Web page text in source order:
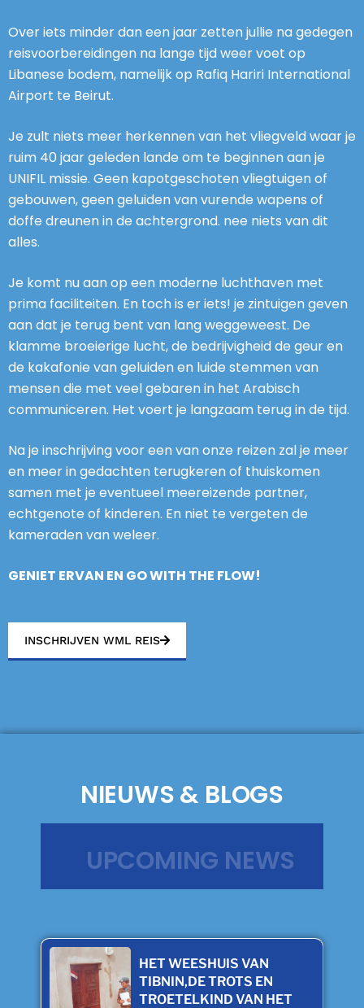
Over iets minder dan een jaar zetten jullie na gedegen
reisvoorbereidingen na lange tijd weer voet op
Libanese bodem, namelijk op Rafiq Hariri International
Airport te Beirut.
Je zult niets meer herkennen van het vliegveld waar je
ruim 40 jaar geleden lande om te beginnen aan je
UNIFIL missie. Geen kapotgeschoten vliegtuigen of
gebouwen, geen geluiden van vurende wapens of
doffe dreunen in de achtergrond. nee niets van dit
alles.
Je komt nu aan op een moderne luchthaven met
prima faciliteiten. En toch is er iets! je zintuigen geven
aan dat je terug bent van lang weggeweest. De
klamme broeierige lucht, de bedrijvigheid de geur en
de kakafonie van geluiden en luide stemmen van
mensen die met veel gebaren in het Arabisch
communiceren. Het voert je langzaam terug in de tijd.
Na je inschrijving voor een van onze reizen zal je meer
en meer in gedachten terugkeren of thuiskomen
samen met je eventueel meereizende partner,
echtgenote of kinderen. En niet te vergeten de
kameraden van weleer.
GENIET ERVAN EN GO WITH THE FLOW!
INSCHRIJVEN WML REIS
NIEUWS & BLOGS
UPCOMING NEWS
HET WEESHUIS VAN
TIBNIN,DE TROTS EN
TROETELKIND VAN HET